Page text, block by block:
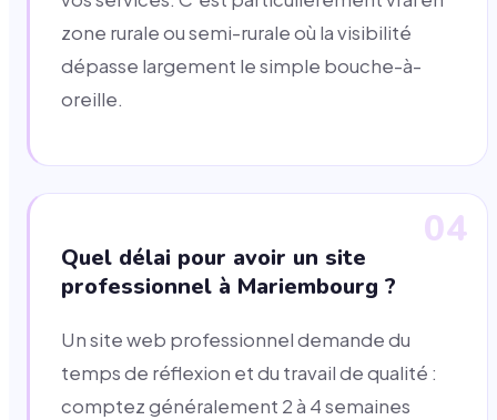
zone rurale ou semi-rurale où la visibilité
dépasse largement le simple bouche-à-
oreille.
04
Quel délai pour avoir un site
professionnel à Mariembourg ?
Un site web professionnel demande du
temps de réflexion et du travail de qualité :
comptez généralement 2 à 4 semaines